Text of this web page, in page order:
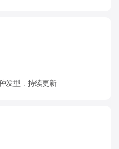
发型，持续更新